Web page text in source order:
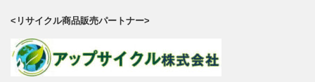
<リサイクル商品販売パートナー>